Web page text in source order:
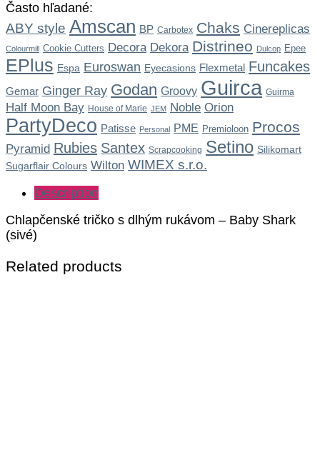
Často hľadané:
ABY style Amscan BP Carbotex Chaks Cinereplicas
Colourmill Cookie Cutters Decora Dekora Distrineo Dulcop Epee
EPlus Espa Euroswan Eyecasions Flexmetal Funcakes
Gemar Ginger Ray Godan Groovy Guirca Guirma
Half Moon Bay House of Marie JEM Noble Orion
PartyDeco Patisse Personal PME Premioloon Procos
Pyramid Rubies Santex Scrapcooking Setino Silikomart
Sugarflair Colours Wilton WIMEX s.r.o.
Description
Chlapčenské tričko s dlhým rukávom – Baby Shark
(sivé)
Related products